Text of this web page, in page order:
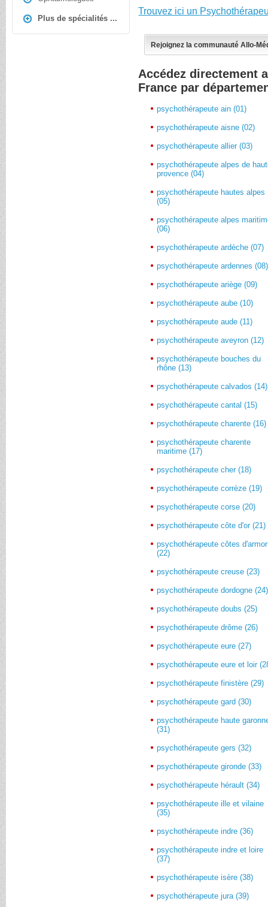
Plus de spécialités ...
Trouvez ici un
Rejoignez la communauté Allo-
Accédez directement
France par
psychothérapeute ain (01)
psychothérapeute aisne (02)
psychothérapeute allier (03)
psychothérapeute alpes de
provence (04)
psychothérapeute hautes alpes
(05)
psychothérapeute alpes
(06)
psychothérapeute ardèche (07)
psychothérapeute ardennes (08)
psychothérapeute ariège (09)
psychothérapeute aube (10)
psychothérapeute aude (11)
psychothérapeute aveyron (12)
psychothérapeute bouches du
rhône (13)
psychothérapeute calvados (14)
psychothérapeute cantal (15)
psychothérapeute charente (16)
psychothérapeute charente
maritime (17)
psychothérapeute cher (18)
psychothérapeute corrèze (19)
psychothérapeute corse (20)
psychothérapeute côte d'or (21)
psychothérapeute côtes d'armor
(22)
psychothérapeute creuse (23)
psychothérapeute dordogne (24)
psychothérapeute doubs (25)
psychothérapeute drôme (26)
psychothérapeute eure (27)
psychothérapeute eure et loir
psychothérapeute finistère (29)
psychothérapeute gard (30)
psychothérapeute haute
(31)
psychothérapeute gers (32)
psychothérapeute gironde (33)
psychothérapeute hérault (34)
psychothérapeute ille et vilaine
(35)
psychothérapeute indre (36)
psychothérapeute indre et loire
(37)
psychothérapeute isère (38)
psychothérapeute jura (39)